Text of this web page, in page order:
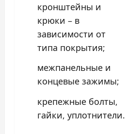
кронштейны и
крюки – в
зависимости от
типа покрытия;
межпанельные и
концевые зажимы;
крепежные болты,
гайки, уплотнители.